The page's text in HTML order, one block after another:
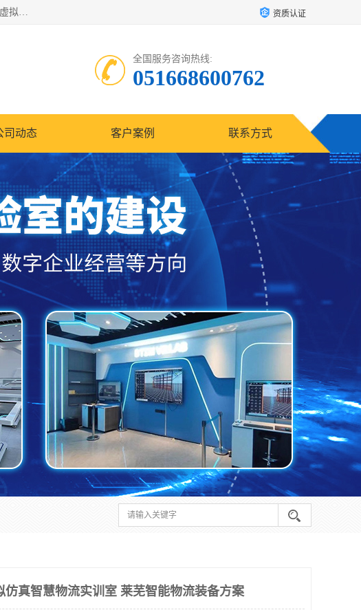
京创智业产品涵盖了多个领域，主要产品包括：工业4.0生产线解决方案，智慧物流综合实训室，教学设备与实验室建设，虚拟仿真实验室等。公司将秉持“创新、执着、诚信、共赢”的理念，以“将服务当作使命”为核心价值观，致力于为客户创造价值，与客户、合作伙伴和员工共同成长。 资质认证
全国服务咨询热线:
051668600762
司动态 客户案例 联系方式
仿真智慧物流实训室 莱芜智能物流装备方案